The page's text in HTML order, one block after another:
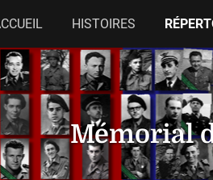
Mémorial
HISTOIRES